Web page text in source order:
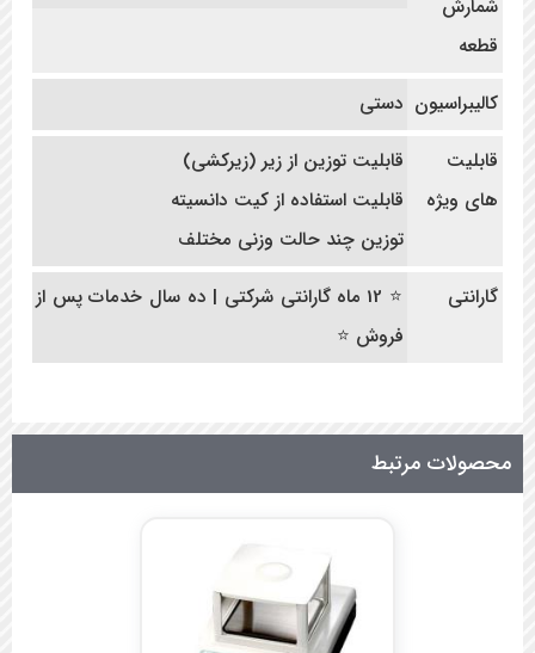
شمارش
قطعه
کالیبراسیون دستی
قابلیت
های ویژه
قابلیت توزین از زیر (زیرکشی)
قابلیت استفاده از کیت دانسیته
توزین چند حالت وزنی مختلف
گارانتی
⭐ 12 ماه گارانتی شرکتی | ده سال خدمات پس از
فروش ⭐
محصولات مرتبط